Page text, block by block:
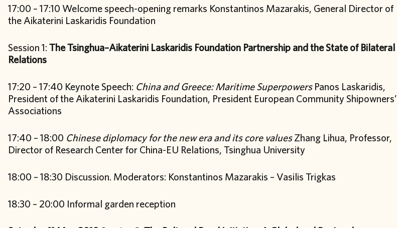
17:00 – 17:10 Welcome speech-opening remarks Konstantinos Mazarakis, General Director of
the Aikaterini Laskaridis Foundation
Session 1:The Tsinghua–Aikaterini Laskaridis Foundation Partnership and the State of Bilateral
Relations
17:20 – 17:40 Keynote Speech: China and Greece: Maritime SuperpowersPanos Laskaridis,
President of the Aikaterini Laskaridis Foundation, President European Community Shipowners’
Associations
17:40 – 18:00 Chinese diplomacy for the new era and its core valuesZhang Lihua, Professor,
Director of Research Center for China-EU Relations, Tsinghua University
18:00 – 18:30 Discussion. Moderators: Konstantinos Mazarakis – Vasilis Trigkas
18:30 – 20:00 Informal garden reception